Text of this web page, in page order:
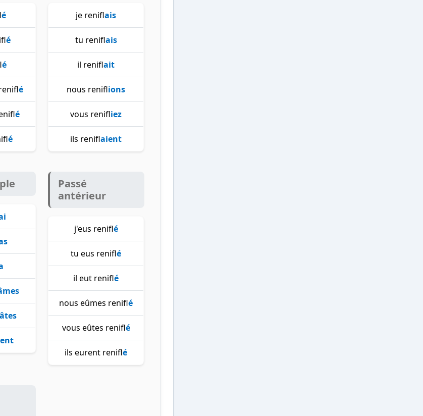
é
é
é
é
é
é
je reniflais
tu reniflais
il reniflait
nous reniflions
vous renifliez
ils reniflaient
âtes
Passé
antérieur
j'eus reniflé
tu eus reniflé
il eut reniflé
nous eûmes reniflé
vous eûtes reniflé
ils eurent reniflé